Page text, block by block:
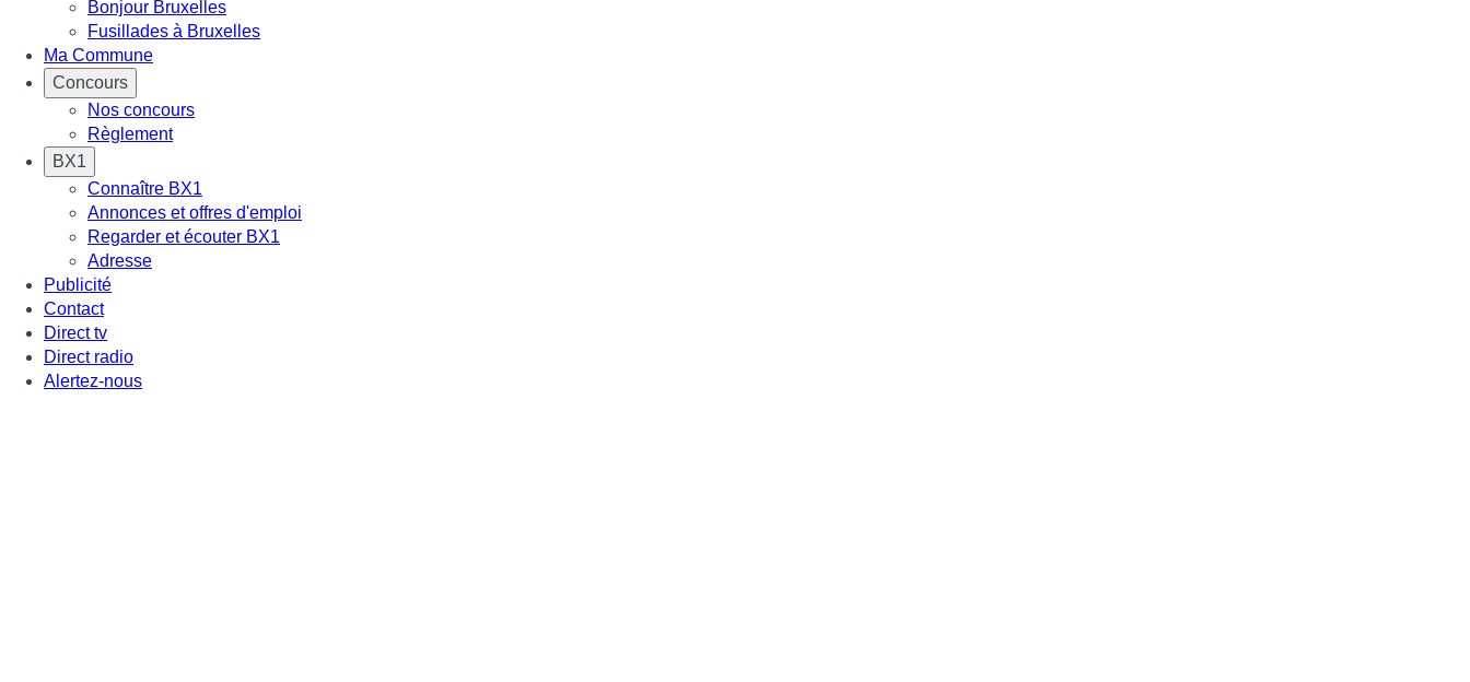
Bonjour Bruxelles
Fusillades à Bruxelles
Ma Commune
Concours
Nos concours
Règlement
BX1
Connaître BX1
Annonces et offres d'emploi
Regarder et écouter BX1
Adresse
Publicité
Contact
Direct tv
Direct radio
Alertez-nous